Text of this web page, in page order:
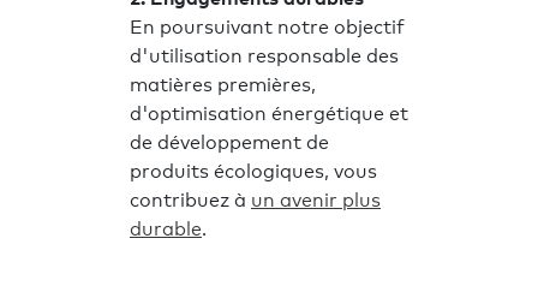
En poursuivant notre objectif
d'utilisation responsable des
matières premières,
d'optimisation énergétique et
de développement de
produits écologiques, vous
contribuez à un avenir plus
durable.